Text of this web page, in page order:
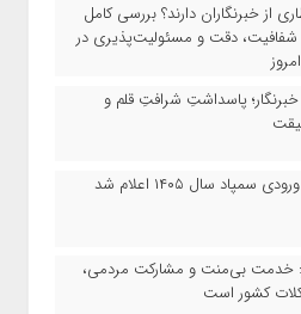
از خبرنگاران دارند؟ بررسی کامل
شفافیت، دقت و مسئولیت‌پذیری در
خبرنگار؛ پاسداشتِ شرافتِ قلم و
سال ۱۴۰۵ اعلام شد
خدمت بی‌منت و مشارکت مردمی،
کشور است